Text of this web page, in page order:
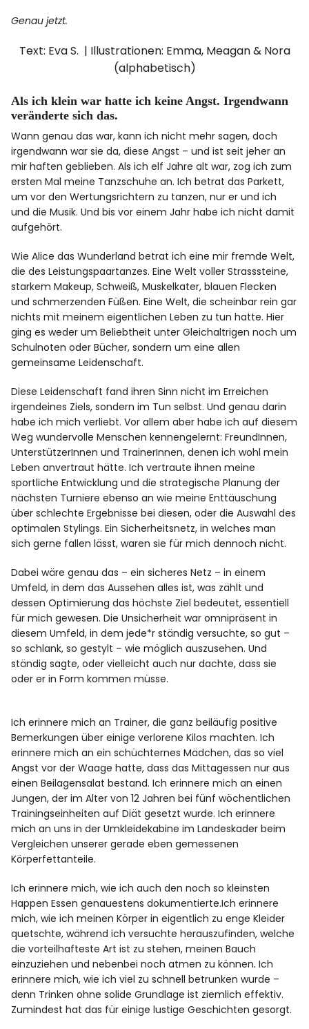
Genau jetzt.
Text: Eva S. | Illustrationen: Emma, Meagan & Nora
(alphabetisch)
Als ich klein war hatte ich keine Angst. Irgendwann
veränderte sich das.
Wann genau das war, kann ich nicht mehr sagen, doch
irgendwann war sie da, diese Angst – und ist seit jeher an
mir haften geblieben. Als ich elf Jahre alt war, zog ich zum
ersten Mal meine Tanzschuhe an. Ich betrat das Parkett,
um vor den Wertungsrichtern zu tanzen, nur er und ich
und die Musik. Und bis vor einem Jahr habe ich nicht damit
aufgehört.
Wie Alice das Wunderland betrat ich eine mir fremde Welt,
die des Leistungspaartanzes. Eine Welt voller Strasssteine,
starkem Makeup, Schweiß, Muskelkater, blauen Flecken
und schmerzenden Füßen. Eine Welt, die scheinbar rein gar
nichts mit meinem eigentlichen Leben zu tun hatte. Hier
ging es weder um Beliebtheit unter Gleichaltrigen noch um
Schulnoten oder Bücher, sondern um eine allen
gemeinsame Leidenschaft.
Diese Leidenschaft fand ihren Sinn nicht im Erreichen
irgendeines Ziels, sondern im Tun selbst. Und genau darin
habe ich mich verliebt. Vor allem aber habe ich auf diesem
Weg wundervolle Menschen kennengelernt: FreundInnen,
UnterstützerInnen und TrainerInnen, denen ich wohl mein
Leben anvertraut hätte. Ich vertraute ihnen meine
sportliche Entwicklung und die strategische Planung der
nächsten Turniere ebenso an wie meine Enttäuschung
über schlechte Ergebnisse bei diesen, oder die Auswahl des
optimalen Stylings. Ein Sicherheitsnetz, in welches man
sich gerne fallen lässt, waren sie für mich dennoch nicht.
Dabei wäre genau das – ein sicheres Netz – in einem
Umfeld, in dem das Aussehen alles ist, was zählt und
dessen Optimierung das höchste Ziel bedeutet, essentiell
für mich gewesen. Die Unsicherheit war omnipräsent in
diesem Umfeld, in dem jede*r ständig versuchte, so gut –
so schlank, so gestylt – wie möglich auszusehen. Und
ständig sagte, oder vielleicht auch nur dachte, dass sie
oder er in Form kommen müsse.
Ich erinnere mich an Trainer, die ganz beiläufig positive
Bemerkungen über einige verlorene Kilos machten. Ich
erinnere mich an ein schüchternes Mädchen, das so viel
Angst vor der Waage hatte, dass das Mittagessen nur aus
einen Beilagensalat bestand. Ich erinnere mich an einen
Jungen, der im Alter von 12 Jahren bei fünf wöchentlichen
Trainingseinheiten auf Diät gesetzt wurde. Ich erinnere
mich an uns in der Umkleidekabine im Landeskader beim
Vergleichen unserer gerade eben gemessenen
Körperfettanteile.
Ich erinnere mich, wie ich auch den noch so kleinsten
Happen Essen genauestens dokumentierte.Ich erinnere
mich, wie ich meinen Körper in eigentlich zu enge Kleider
quetschte, während ich versuchte herauszufinden, welche
die vorteilhafteste Art ist zu stehen, meinen Bauch
einzuziehen und nebenbei noch atmen zu können. Ich
erinnere mich, wie ich viel zu schnell betrunken wurde –
denn Trinken ohne solide Grundlage ist ziemlich effektiv.
Zumindest hat das für einige lustige Geschichten gesorgt.